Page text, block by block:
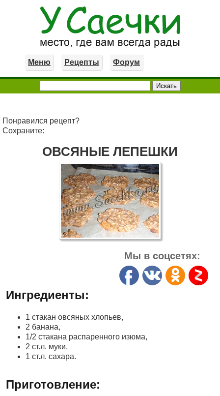
Меню Рецепты Форум
Понравился рецепт?
Сохраните:
ОВСЯНЫЕ ЛЕПЕШКИ
Мы в соцсетях:
Ингредиенты:
1 стакан овсяных хлопьев,
2 банана,
1/2 стакана распаренного изюма,
2 ст.л. муки,
1 ст.л. сахара.
Приготовление: